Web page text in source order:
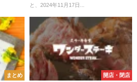
と、2024年11月17日...
まとめ 開店・閉店